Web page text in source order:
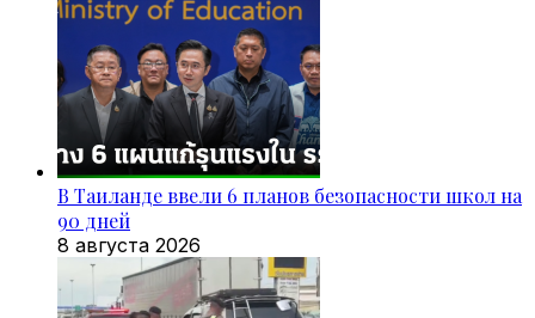
В Таиланде ввели 6 планов безопасности школ на
90 дней
8 августа 2026